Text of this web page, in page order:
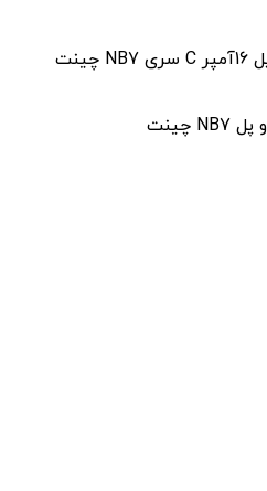
ابعاد کلید مینیاتوری 6KA دو پل 16آمپر C سری NB7 چینت